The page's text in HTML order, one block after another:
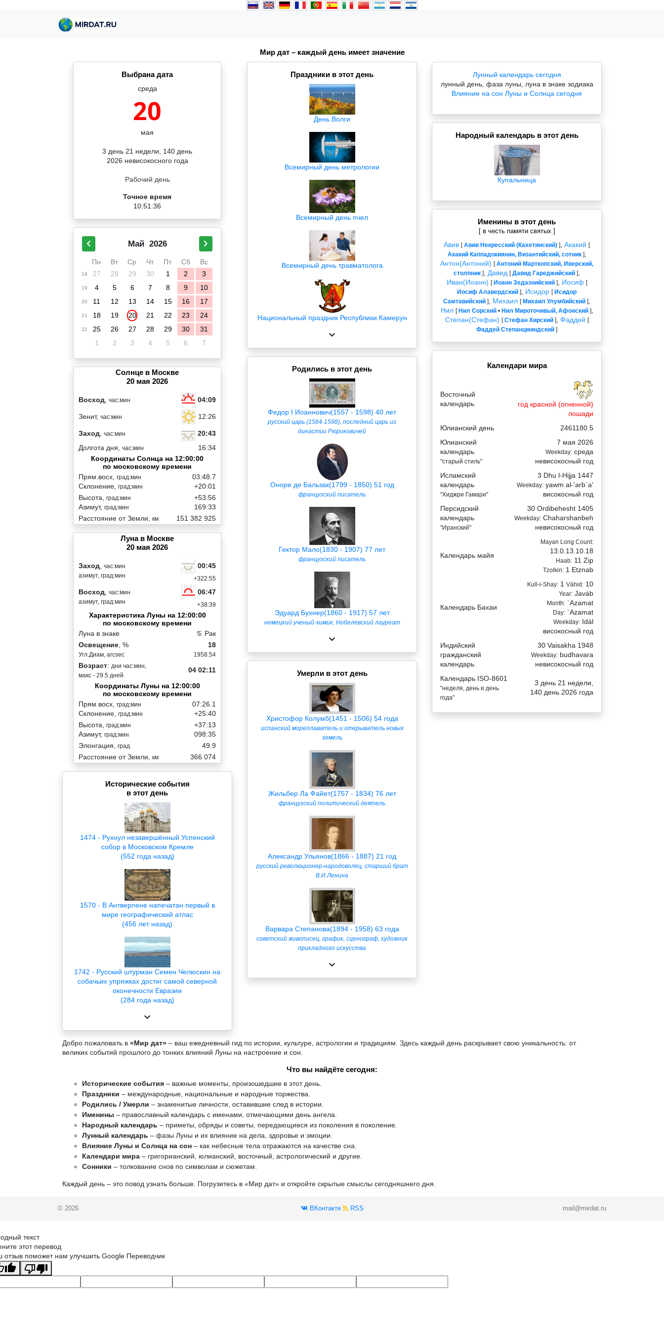
Мир дат – каждый день имеет значение
Выбрана дата
среда
20
мая
3 день 21 недели, 140 день
2026 невисокосного года
Рабочий день
Точное время
10:51:37
Май 2026
Пн Вт Ср Чт Пт Сб Вс
18 27 28 29 30 1 2 3
19 4 5 6 7 8 9 10
20 11 12 13 14 15 16 17
21 18 19 20 21 22 23 24
22 25 26 27 28 29 30
31
1
2 3 4 5 6 7
Солнце в Москве
20 мая 2026
Восход час:мин 04:09
Зенит, час:мин 12:26
Заход час:мин
20:43
Долгота дня, час:мин
16:34
Координаты Солнца на 12:00:00
по московскому времени
Прям.восх, град:мин
Склонение, град:мин
03:48.7
+20:01
Высота, град:мин
Азимут, град:мин
+53:56
169:33
Расстояние от Земли, км 151 382 925
Луна в Москве
20 мая 2026
Заход час:мин
азимут, град:мин
00:45
+322:55
Восход час:мин
азимут, град:мин
06:47
+38:39
Характеристика Луны на 12:00:00
по московскому времени
Луна в знаке
♋ Рак
Освещение , %
Угл.Диам, arcsec
18
1958.54
Возраст: дни час:мин,
макс - 29.5 дней
04 02:11
Координаты Луны на 12:00:00
по московскому времени
Прям.восх, град:мин
Склонение, град:мин
07:26.1
+25:40
Высота, град:мин
Азимут, град:мин
+37:13
098:35
Элонгация, град
49.9
Расстояние от Земли, км 366 074
Исторические события
в этот день
1474 - Рухнул незавершённый Успенский
собор в Московском Кремле
(552 года назад)
1570 - В Антверпене напечатан первый в
мире географический атлас
(456 лет назад)
1742 - Русский штурман Семен Челюскин на
собачьих упряжках достиг самой северной
оконечности Евразии
(284 года назад)
Праздники в этот день
День Волги
Всемирный день метрологии
Всемирный день пчел
Всемирный день травматолога
Национальный праздник Республики Камерун
Родились в этот день
Федор I Иоаннович(1557 - 1598) 40 лет
русский царь (1584-1598), последний царь из
династии Рюриковичей
Оноре де Бальзак(1799 - 1850) 51 год
французский писатель
Гектор Мало(1830 - 1907) 77 лет
французский писатель
Эдуард Бухнер(1860 - 1917) 57 лет
немецкий ученый-химик, Нобелевский лауреат
Умерли в этот день
Христофор Колумб(1451 - 1506) 54 года
испанский мореплаватель и открыватель новых
земель
Жильбер Ла Файет(1757 - 1834) 76 лет
французский политический деятель
Александр Ульянов(1866 - 1887) 21 год
русский революционер-народоволец, старший брат
В.И.Ленина
Варвара Степанова(1894 - 1958) 63 года
советский живописец, график, сценограф, художник
прикладного искусства
Лунный календарь сегодня
лунный день, фаза луны, луна в знаке зодиака
Влияние на сон Луны и Солнца сегодня
Народный календарь в этот день
Купальница
Именины в этот день
[ в честь памяти святых ]
Авив [Авив Некресский (Кахетинский) ] Акакий [
Акакий Каппадокиянин, Византийский, сотник],
Антон(Антоний) [Антоний Марткопский, Иверский,
столпник ] Давид [Давид Гареджийский ]
Иван(Иоанн) [Иоанн Зедазнийский], Иосиф [
Иосиф Алавердский ] Исидор [Исидор
Самтавийский ] Михаил [Михаил Улумбийский ]
Нил [Нил Сорский• Нил Мироточивый, Афонский],
Степан(Стефан) [Стефан Хирский], Фаддей [
Фаддей Степанцминдский ]
Календари мира
Восточный
календарь
год красной (огненной)
лошади
Юлианский день
2461180.5
Юлианский
календарь
"старый стиль"
7 мая 2026
Weekday: среда
невисокосный год
Исламский
календарь
"Хиджри Гамари"
3 Dhu l-Hijja 1447
Weekday: yawm al-'arb`a'
високосный год
Персидский
календарь
"Иранский"
30 Ordibehesht 1405
Weekday: Chaharshanbeh
невисокосный год
Календарь майя
Mayan Long Count:
13.0.13.10.18
Haab: 11 Zip
Tzolkin: 1 Etznab
Календарь Бахаи
Kull-i-Shay: 1 Váhid: 10
Year: Javáb
Month: `Azamat
Day: `Azamat
Weekday: Idál
високосный год
Индийский
гражданский
календарь
30 Vaisakha 1948
Weekday: budhavara
невисокосный год
Календарь ISO-8601
"неделя, день и день
года"
3 день 21 недели,
140 день 2026 года
Добро пожаловать в «Мир дат» – ваш ежедневный гид по истории, культуре, астрологии и традициям. Здесь каждый день раскрывает свою уникальность: от
великих событий прошлого до тонких влияний Луны на настроение и сон.
Что вы найдёте сегодня:
Исторические события – важные моменты, произошедшие в этот день.
Праздники – международные, национальные и народные торжества.
Родились / Умерли – знаменитые личности, оставившие след в истории.
Именины – православный календарь с именами, отмечающими день ангела.
Народный календарь – приметы, обряды и советы, передающиеся из поколения в поколение.
Лунный календарь – фазы Луны и их влияние на дела, здоровье и эмоции.
Влияние Луны и Солнца на сон – как небесные тела отражаются на качестве сна.
Календари мира – григорианский, юлианский, восточный, астрологический и другие.
Сонники – толкование снов по символам и сюжетам.
Каждый день – это повод узнать больше. Погрузитесь в «Мир дат» и откройте скрытые смыслы сегодняшнего дня.
© 2026 ВКонтакте RSS mail@mirdat.ru
текст
этот перевод
отзыв поможет нам улучшить Google Переводчик